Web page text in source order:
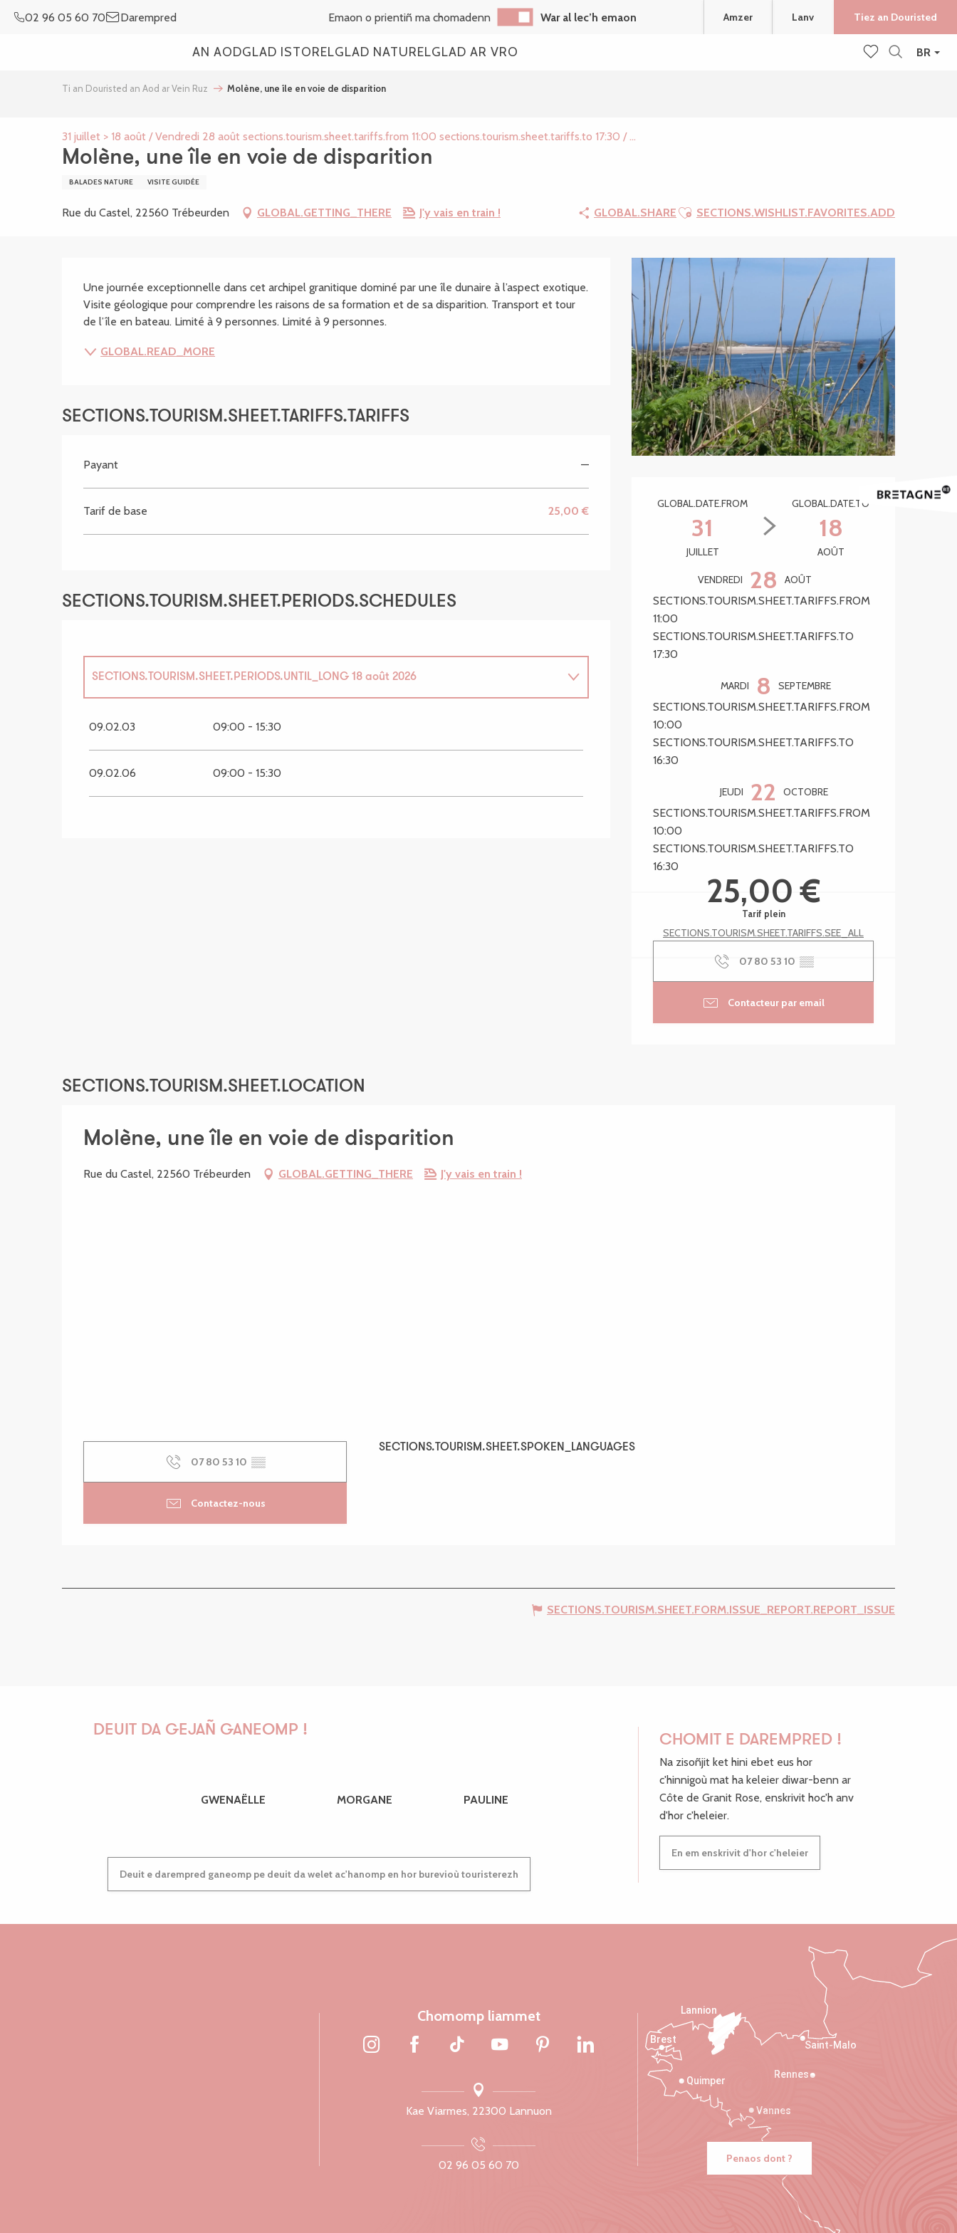
BR
02 96 05 60 70 Darempred Emaon o prientiñ ma chomadenn War al lec’h emaon Amzer Lanv Tiez an Douristed
AN AODGLAD ISTORELGLAD NATURELGLAD AR VRO
Ti an Douristed an Aod ar Vein Ruz Molène, une île en voie de disparition
31 juillet > 18 août / Vendredi 28 août sections.tourism.sheet.tariffs.from 11:00 sections.tourism.sheet.tariffs.to 17:30 / ...
Molène, une île en voie de disparition
BALADES NATURE VISITE GUIDÉE
Rue du Castel, 22560 Trébeurden GLOBAL.GETTING_THERE J'y vais en train ! GLOBAL.SHARE Ajouter aux favoris
SECTIONS.WISHLIST.FAVORITES.ADD
Ouverture et
GLOBAL.DATE.FROM
31
JUILLET
GLOBAL.DATE.TO
18
AOÛT
VENDREDI 28 AOÛT
SECTIONS.TOURISM.SHEET.TARIFFS.FROM
11:00
SECTIONS.TOURISM.SHEET.TARIFFS.TO
17:30
MARDI 8 SEPTEMBRE
SECTIONS.TOURISM.SHEET.TARIFFS.FROM
10:00
SECTIONS.TOURISM.SHEET.TARIFFS.TO
16:30
JEUDI 22 OCTOBRE
SECTIONS.TOURISM.SHEET.TARIFFS.FROM
10:00
SECTIONS.TOURISM.SHEET.TARIFFS.TO
16:30
25,00 €
Tarif plein
SECTIONS.TOURISM.SHEET.TARIFFS.SEE_ALL
07 80 53 10 ▒▒
Contacteur par email
SECTIONS.TOURISM.SHEET.DESCRIPTION
Une journée exceptionnelle dans cet archipel granitique dominé par une île dunaire à l’aspect exotique.
Visite géologique pour comprendre les raisons de sa formation et de sa disparition. Transport et tour
de l’île en bateau. Limité à 9 personnes. Limité à 9 personnes.
GLOBAL.READ_MORE
SECTIONS.TOURISM.SHEET.TARIFFS.TARIFFS
Payant —
Tarif de base 25,00 €
SECTIONS.TOURISM.SHEET.PERIODS.SCHEDULES
28 juillet 2026
SECTIONS.TOURISM.SHEET.PERIODS.UNTIL_LONG 18 août 2026
28 août 2026
8 septembre 2026
09.02.03 09:00 - 15:30
09.02.06 09:00 - 15:30
SECTIONS.TOURISM.SHEET.LOCATION
Molène, une île en voie de disparition
Rue du Castel, 22560 Trébeurden GLOBAL.GETTING_THERE J'y vais en train !
07 80 53 10 ▒▒
Contactez-nous
SECTIONS.TOURISM.SHEET.SPOKEN_LANGUAGES
SECTIONS.TOURISM.SHEET.SPOKEN_LANGUAGES
SECTIONS.TOURISM.SHEET.FORM.ISSUE_REPORT.REPORT_ISSUE
DEUIT DA GEJAÑ GANEOMP !
GWENAËLLE MORGANE PAULINE
Deuit e darempred ganeomp pe deuit da welet ac'hanomp en hor burevioù touristerezh
CHOMIT E DAREMPRED !
Na zisoñjit ket hini ebet eus hor
c'hinnigoù mat ha keleier diwar-benn ar
Côte de Granit Rose, enskrivit hoc'h anv
d'hor c'heleier.
En em enskrivit d'hor c'heleier
Chomomp liammet
Kae Viarmes, 22300 Lannuon
02 96 05 60 70
Saint-Malo
Rennes
Vannes
Quimper
Lannion
Brest
Penaos dont ?